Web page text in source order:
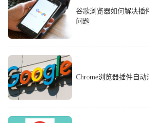
谷歌浏览器如何解决插
问题
Chrome浏览器插件自